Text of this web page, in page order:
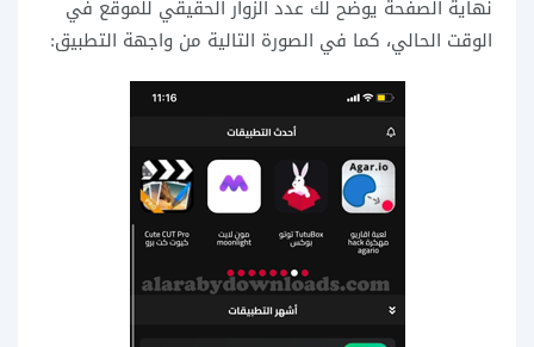
نهاية الصفحة يوضح لك عدد الزوار الحقيقي للموقع في
الوقت الحالي، كما في الصورة التالية من واجهة التطبيق: